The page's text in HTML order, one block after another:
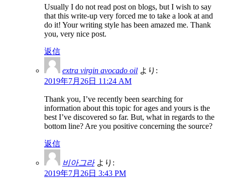
Usually I do not read post on blogs, but I wish to say
that this write-up very forced me to take a look at and
do it! Your writing style has been amazed me. Thank
you, very nice post.
返信
extra virgin avocado oil より:
2019年7月26日 11:24 AM
Thank you, I’ve recently been searching for
information about this topic for ages and yours is the
best I’ve discovered so far. But, what in regards to the
bottom line? Are you positive concerning the source?
返信
비아그라 より:
2019年7月26日 3:43 PM